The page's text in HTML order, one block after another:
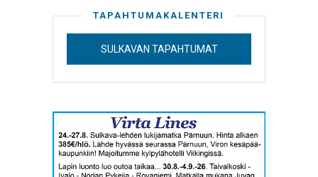
TAPAHTUMAKALENTERI
SULKAVAN TAPAHTUMAT